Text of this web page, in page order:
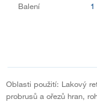
Balení
1
Oblasti použití: Lakový
probrusů a ořezů hran,